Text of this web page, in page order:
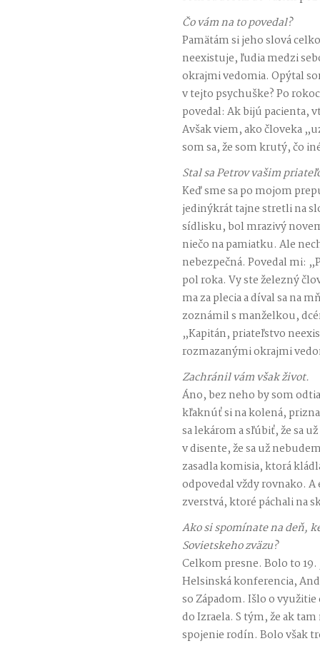
Čo vám na to povedal?
Pamätám si jeho slová
neexistuje, ľudia medzi
okrajmi vedomia. Opýtal
v tejto psychuške? Po
povedal: Ak bijú pacienta,
Avšak viem, ako človeka
som sa, že som krutý, čo
Stal sa Petrov vašim
Keď sme sa po mojom
jedinýkrát tajne stretli na
sídlisku, bol mrazivý
niečo na pamiatku. Ale
nebezpečná. Povedal mi:
pol roka. Vy ste železný
ma za plecia a díval sa na
zoznámil s manželkou,
„Kapitán, priateľstvo
rozmazanými okrajmi
Zachránil vám však život.
Áno, bez neho by som
kľaknúť si na kolená,
sa lekárom a sľúbiť, že sa
v disente, že sa už
zasadla komisia, ktorá
odpovedal vždy rovnako.
zverstvá, ktoré páchali na
Ako si spomínate na deň,
Sovietskeho zväzu?
Celkom presne. Bolo to
Helsinská konferencia,
so Západom. Išlo o
do Izraela. S tým, že ak
spojenie rodín. Bolo však